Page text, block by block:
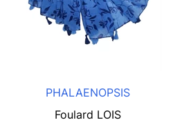
PHALAENOPSIS
Foulard LOIS